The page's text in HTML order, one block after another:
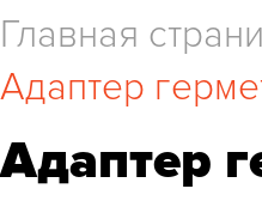
Главная
Адаптер
Адаптер